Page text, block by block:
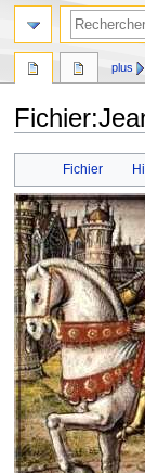
Fichier:
la
navigation
la
recherche
Fichier
plus